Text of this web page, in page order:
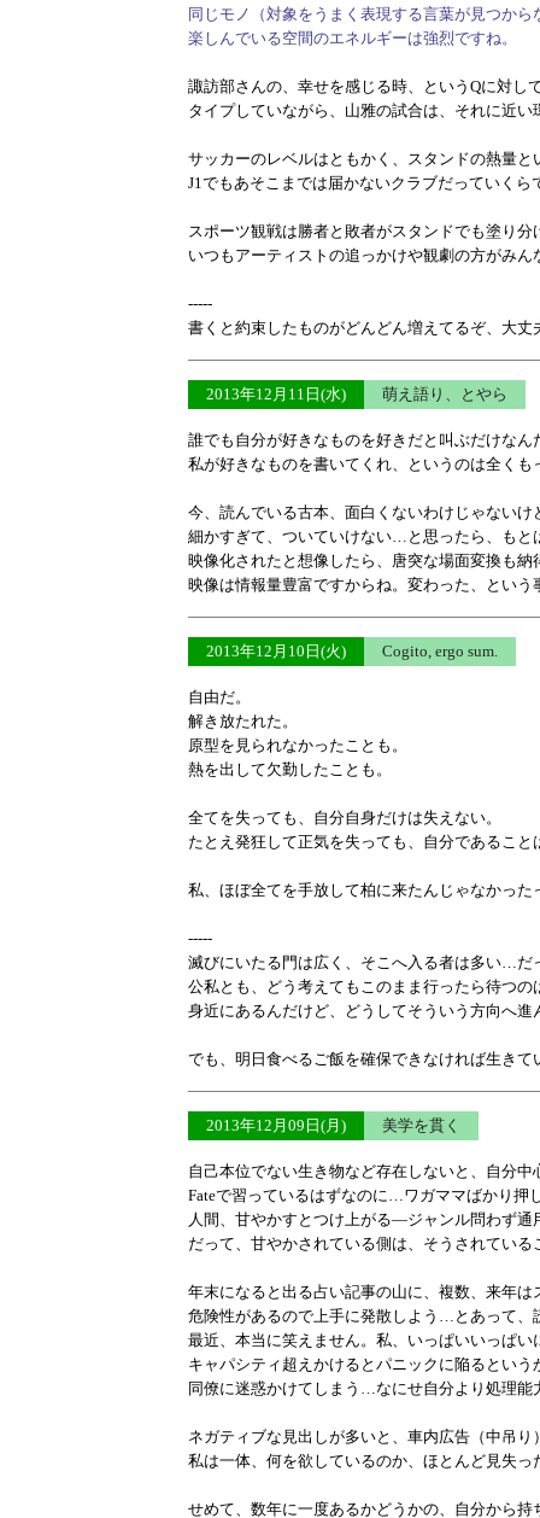
同じモノ（対象をうまく表現する言葉が見つから
楽しんでいる空間のエネルギーは強烈ですね。
諏訪部さんの、幸せを感じる時、というQに対し
タイプしていながら、山雅の試合は、それに近
サッカーのレベルはともかく、スタンドの熱量と
J1でもあそこまでは届かないクラブだっていく
スポーツ観戦は勝者と敗者がスタンドでも塗り
いつもアーティストの追っかけや観劇の方がみ
-----
書くと約束したものがどんどん増えてるぞ、大丈
2013年12月11日(水) 萌え語り、とやら
誰でも自分が好きなものを好きだと叫ぶだけなん
私が好きなものを書いてくれ、というのは全く
今、読んでいる古本、面白くないわけじゃないけ
細かすぎて、ついていけない…と思ったら、もと
映像化されたと想像したら、唐突な場面変換も納
映像は情報量豊富ですからね。変わった、とい
2013年12月10日(火) Cogito, ergo sum.
自由だ。
解き放たれた。
原型を見られなかったことも。
熱を出して欠勤したことも。
全てを失っても、自分自身だけは失えない。
たとえ発狂して正気を失っても、自分であること
私、ほぼ全てを手放して柏に来たんじゃなかった
-----
滅びにいたる門は広く、そこへ入る者は多い…だ
公私とも、どう考えてもこのまま行ったら待つの
身近にあるんだけど、どうしてそういう方向へ
でも、明日食べるご飯を確保できなければ生き
2013年12月09日(月) 美学を貫く
自己本位でない生き物など存在しないと、自分
Fateで習っているはずなのに…ワガママばかり押
人間、甘やかすとつけ上がる―ジャンル問わず通
だって、甘やかされている側は、そうされてい
年末になると出る占い記事の山に、複数、来年
危険性があるので上手に発散しよう…とあって、
最近、本当に笑えません。私、いっぱいいっぱ
キャパシティ超えかけるとパニックに陥るとい
同僚に迷惑かけてしまう…なにせ自分より処理
ネガティブな見出しが多いと、車内広告（中吊
私は一体、何を欲しているのか、ほとんど見失っ
せめて、数年に一度あるかどうかの、自分から持